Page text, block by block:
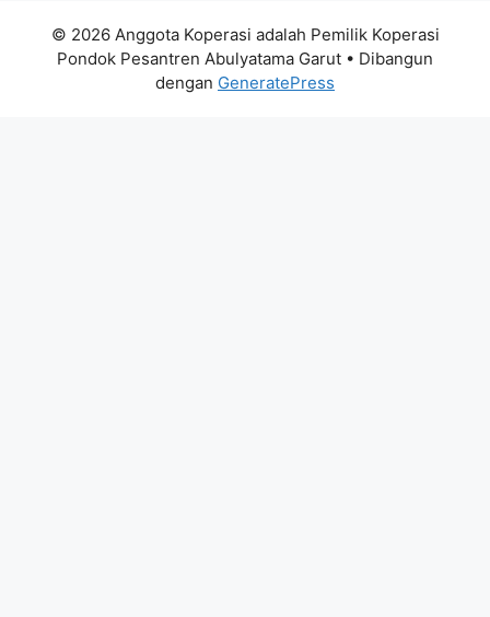
© 2026 Anggota Koperasi adalah Pemilik Koperasi
Pondok Pesantren Abulyatama Garut • Dibangun
dengan GeneratePress